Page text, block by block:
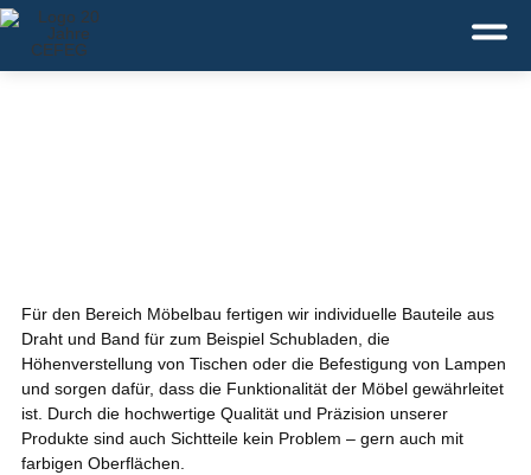
Deutsch
Für den Bereich Möbelbau fertigen wir individuelle Bauteile aus
Draht und Band für zum Beispiel Schubladen, die
Höhenverstellung von Tischen oder die Befestigung von Lampen
und sorgen dafür, dass die Funktionalität der Möbel gewährleitet
ist. Durch die hochwertige Qualität und Präzision unserer
Produkte sind auch Sichtteile kein Problem – gern auch mit
farbigen Oberflächen.